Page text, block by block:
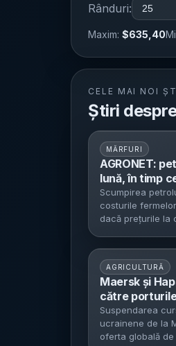
Rânduri:
Maxim: $635,40
CELE MAI NOI
Știri
MĂRFURI
AGRONET:
lună, în timp
pe loc - riscul
fermierilor din
octombrie
Scumpirea
costurile
dacă prețurile la
AGRICULTURĂ
Maersk și
către
Neagră -
exporturile
prețul grâului
Suspendarea
ucrainene de la
oferta globală de